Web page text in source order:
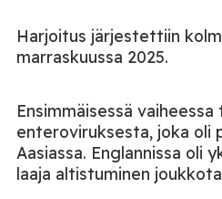
Harjoitus järjestettiin
marraskuussa 2025.
Ensimmäisessä
enteroviruksesta, joka oli
Aasiassa. Englannissa oli
laaja altistuminen